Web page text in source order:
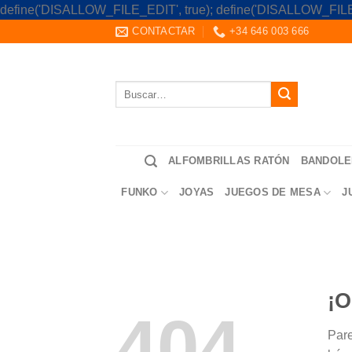
define('DISALLOW_FILE_EDIT', true);
CONTACTAR +34 646 003 666
ALFOMBRILLAS RATÓN
FUNKO JOYAS JUEGOS DE MESA